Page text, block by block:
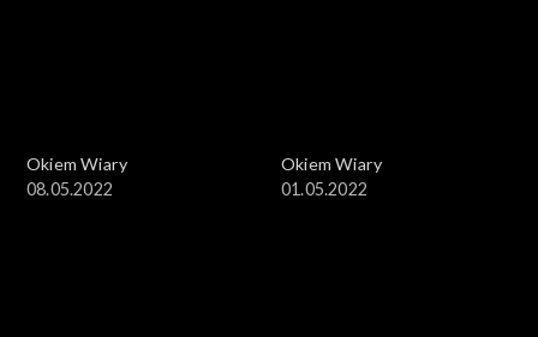
Okiem Wiary
08.05.2022
Okiem Wiary
01.05.2022